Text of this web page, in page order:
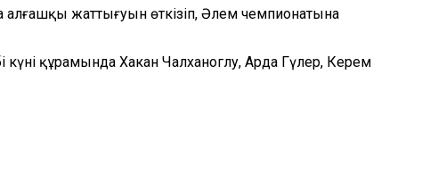
алғашқы жаттығуын өткізіп, Әлем чемпионатына
құрамында Хакан Чалханоглу, Арда Гүлер, Керем